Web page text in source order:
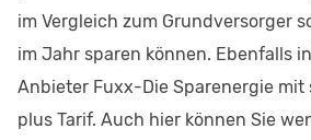
im Vergleich zum Grundversorger
im Jahr sparen können. Ebenfalls
Anbieter Fuxx-Die Sparenergie mit
plus Tarif. Auch hier können Sie